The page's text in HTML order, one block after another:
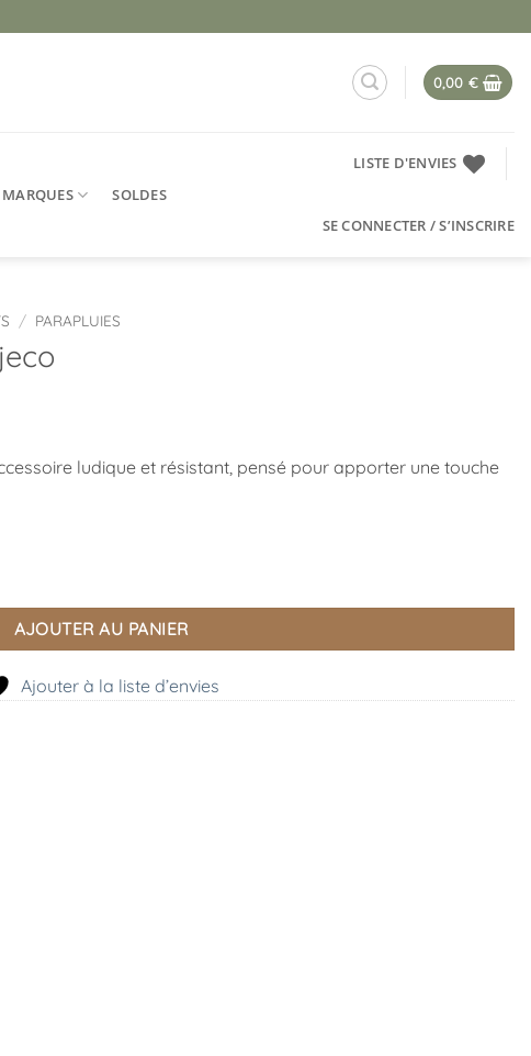
0,00 €
MARQUES SOLDES
LISTE D'ENVIES
SE CONNECTER / S’INSCRIRE
/ PARAPLUIES
ludique et résistant, pensé pour apporter une touche
AJOUTER AU PANIER
Ajouter à la liste d’envies